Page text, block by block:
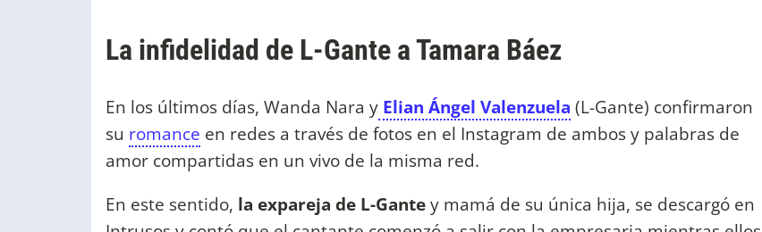
La infidelidad de L-Gante a Tamara Báez
​En los últimos días, Wanda Nara y Elian Ángel Valenzuela (L-Gante) confirmaron
su romance en redes a través de fotos en el Instagram de ambos y palabras de
amor compartidas en un vivo de la misma red.
En este sentido, la expareja de L-Gantey mamá de su única hija, se descargó en